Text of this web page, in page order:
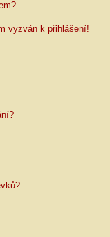
vyzván k přihlášení!